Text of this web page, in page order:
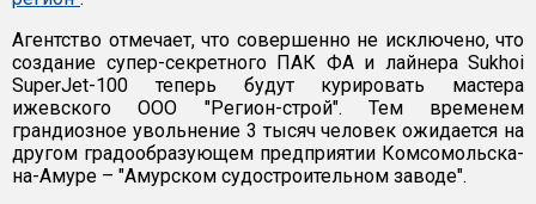
Агентство отмечает, что совершенно не исключено, что
создание супер-секретного ПАК ФА и лайнера Sukhoi
SuperJet-100 теперь будут курировать мастера
ижевского ООО "Регион-строй". Тем временем
грандиозное увольнение 3 тысяч человек ожидается на
другом градообразующем предприятии Комсомольска-
на-Амуре – "Амурском судостроительном заводе".